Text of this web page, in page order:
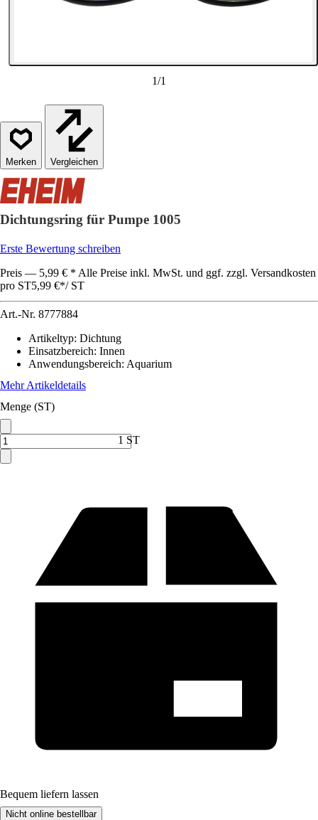
1/1
Vergleichen
Dichtungsring für Pumpe 1005
Erste Bewertung schreiben
Preis — 5,99 € * Alle Preise inkl. MwSt. und ggf. zzgl. Versandkosten
pro ST5,99 €*/ ST
Art.-Nr. 8777884
Artikeltyp: Dichtung
Einsatzbereich: Innen
Anwendungsbereich: Aquarium
Mehr Artikeldetails
Menge (ST)
1 ST
Bequem liefern lassen
Nicht online bestellbar